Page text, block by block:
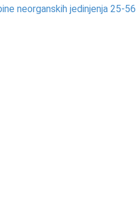
neorganskih jedinjenja 25-56